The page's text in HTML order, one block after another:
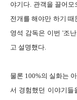
야기다. 관객을 끌어
전개를 해야만 하기
영석 감독은 이번 '조
고 설명했다.
물론 100%의 실화는
서 경험했던 이야기들